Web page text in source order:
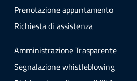
Prenotazione appuntamento
Richiesta di assistenza
Amministrazione Trasparente
Segnalazione whistleblowing